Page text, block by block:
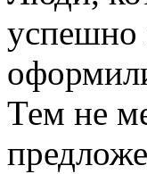
успешно
Тем не